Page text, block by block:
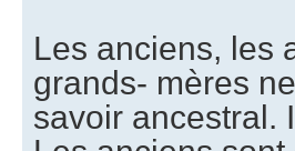
Les anciens, les
grands- mères
savoir ancestral.